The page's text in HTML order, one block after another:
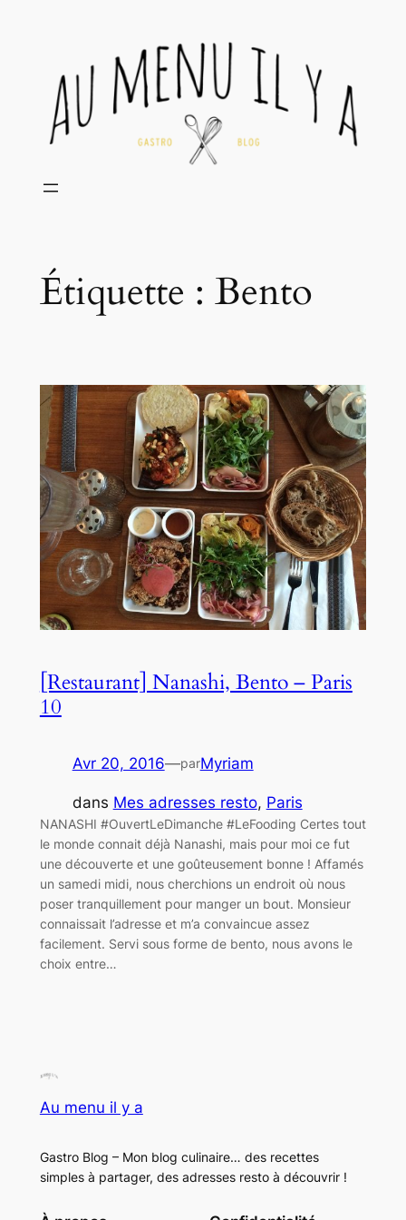
Étiquette : Bento
[Restaurant] Nanashi, Bento – Paris
10
Avr 20, 2016—parMyriam
dans Mes adresses resto, Paris
NANASHI #OuvertLeDimanche #LeFooding Certes tout
le monde connait déjà Nanashi, mais pour moi ce fut
une découverte et une goûteusement bonne ! Affamés
un samedi midi, nous cherchions un endroit où nous
poser tranquillement pour manger un bout. Monsieur
connaissait l’adresse et m’a convaincue assez
facilement. Servi sous forme de bento, nous avons le
choix entre…
Au menu il y a
Gastro Blog – Mon blog culinaire… des recettes
simples à partager, des adresses resto à découvrir !